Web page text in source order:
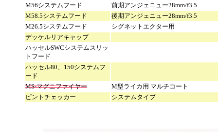
M56システムフード
前期アンジェニュー28mm/f3.5
M58.5システムフード
後期アンジェニュー28mm/f3.5
M26.5システムフード
シグネットエクター用
デッケルリアキャップ
ハッセルSWCシステムスリッ
トフード
ハッセル80、150システムフ
ード
MS-マグニファイヤー
M型ライカ用 マルチコート
ピントチェッカー
システムタイプ